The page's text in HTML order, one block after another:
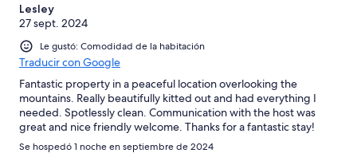
Lesley
27 sept. 2024
Le gustó: Comodidad de la habitación
Traducir con Google
Fantastic property in a peaceful location overlooking the
mountains. Really beautifully kitted out and had everything I
needed. Spotlessly clean. Communication with the host was
great and nice friendly welcome. Thanks for a fantastic stay!
Se hospedó 1 noche en septiembre de 2024